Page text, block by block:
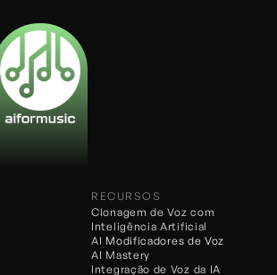
RECURSOS
Clonagem de Voz com
Inteligência Artificial
Integração de Voz da IA
AI Modificadores de Voz
AI Mastery